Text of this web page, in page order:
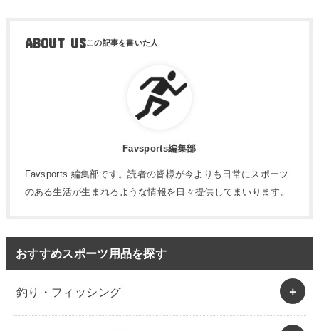
ABOUT US
Favsports編集部
Favsports 編集部です。読者の皆様が今よりも日常にスポーツ
のある生活が生まれるような情報を日々提供してまいります。
おすすめスポーツ用品を探す
釣り・フィッシング